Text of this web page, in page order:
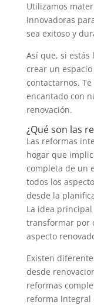
Utilizamos
innovadoras
sea exitoso y
Así que, si
crear un
contactarnos.
encantado con
renovación.
¿Qué son las
Las reformas
hogar que
completa de un
todos los
desde la
La idea
transformar por
aspecto
Existen
desde
reformas
reforma integral